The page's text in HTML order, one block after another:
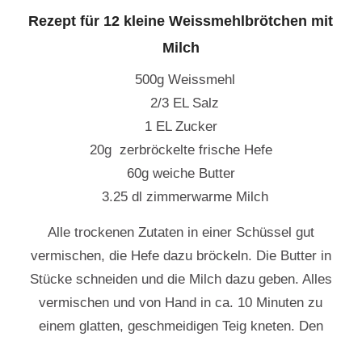
Rezept für 12 kleine Weissmehlbrötchen mit
Milch
500g Weissmehl
2/3 EL Salz
1 EL Zucker
20g zerbröckelte frische Hefe
60g weiche Butter
3.25 dl zimmerwarme Milch
Alle trockenen Zutaten in einer Schüssel gut
vermischen, die Hefe dazu bröckeln. Die Butter in
Stücke schneiden und die Milch dazu geben. Alles
vermischen und von Hand in ca. 10 Minuten zu
einem glatten, geschmeidigen Teig kneten. Den